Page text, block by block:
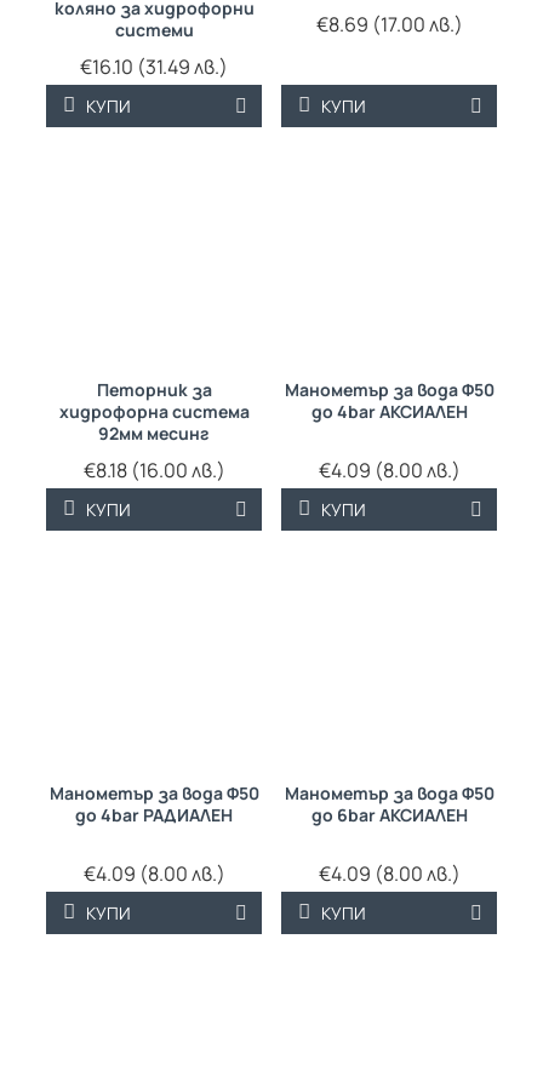
коляно за хидрофорни
системи
€16.10 (31.49 лв.)
КУПИ
€8.69 (17.00 лв.)
КУПИ
Петорник за
хидрофорна система
92мм месинг
€8.18 (16.00 лв.)
КУПИ
Манометър за вода Ф50
до 4bar АКСИАЛЕН
€4.09 (8.00 лв.)
КУПИ
Манометър за вода Ф50
до 4bar РАДИАЛЕН
€4.09 (8.00 лв.)
КУПИ
Манометър за вода Ф50
до 6bar АКСИАЛЕН
€4.09 (8.00 лв.)
КУПИ